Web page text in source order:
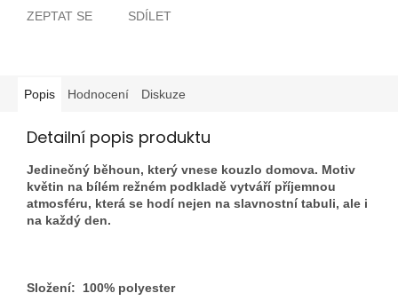
ZEPTAT SE SDÍLET
Popis Hodnocení Diskuze
Detailní popis produktu
Jedinečný běhoun, který vnese kouzlo domova. Motiv
květin na bílém režném podkladě vytváří příjemnou
atmosféru, která se hodí nejen na slavnostní tabuli, ale i
na každý den.
Složení: 100% polyester